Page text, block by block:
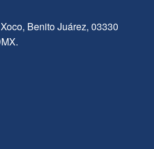
Benito Juárez, 03330